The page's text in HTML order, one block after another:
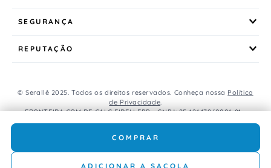
COMPRAR
ADICIONAR A SACOLA
SEGURANÇA
REPUTAÇÃO
© Serallê 2025. Todos os direitos reservados. Conheça nossa Política
de Privacidade.
FRONTEIRA COM DE CALC EIRELI EPP - CNPJ: 25.421.179/0001-81 -
Avenida Brasil, 456, Centro, CEP: 85.851-000, Foz do Iguaçu, PR, Brasil.
válido é o do carrinho de compras.